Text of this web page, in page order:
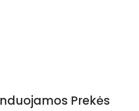
Prekės